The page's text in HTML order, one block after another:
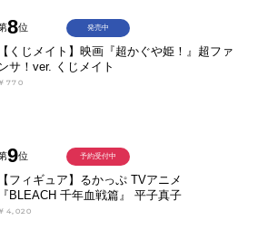
8位
【くじメイト】映画『超かぐや姫！』超ファ
サ！ver. くじメイト
￥770
発売中
9位
【フィギュア】るかっぷ TVアニメ
『BLEACH 千年血戦篇』 平子真子
￥4,020
予約受付中